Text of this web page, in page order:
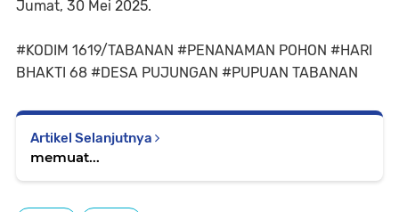
Jumat, 30 Mei 2025.
#KODIM 1619/TABANAN #PENANAMAN POHON #HARI
BHAKTI 68 #DESA PUJUNGAN #PUPUAN TABANAN
Artikel Selanjutnya
memuat...